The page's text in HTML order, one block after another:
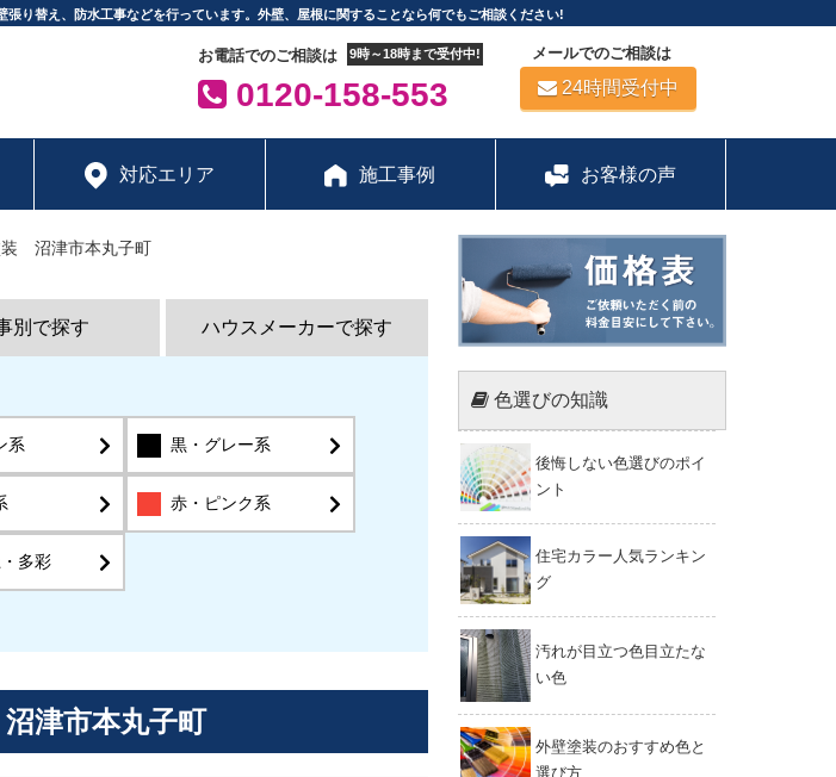
り替え、防水工事などを行っています。外壁、屋根に関することなら何でもご相談ください!
お電話でのご相談は 9時～18時まで受付中!
0120-158-553
メールでのご相談は
24時間受付中
対応エリア 施工事例 お客様の声
沼津市本丸子町
別で探す ハウスメーカーで探す
系 黒・グレー系
赤・ピンク系
多彩
津市本丸子町
色選びの知識
後悔しない色選びのポイ
ント
住宅カラー人気ランキン
グ
汚れが目立つ色目立たな
い色
外壁塗装のおすすめ色と